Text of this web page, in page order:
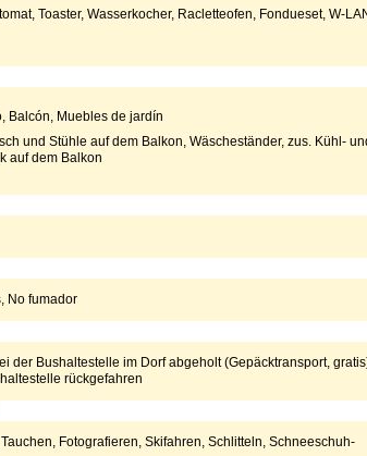
Toaster, Wasserkocher, Racletteofen, Fondueset, W-
Balcón, Muebles de jardín
und Stühle auf dem Balkon, Wäscheständer, zus. Kühl-
auf dem Balkon
No fumador
der Bushaltestelle im Dorf abgeholt (Gepäcktransport,
rückgefahren
Fotografieren, Skifahren, Schlitteln, Schneeschuh-